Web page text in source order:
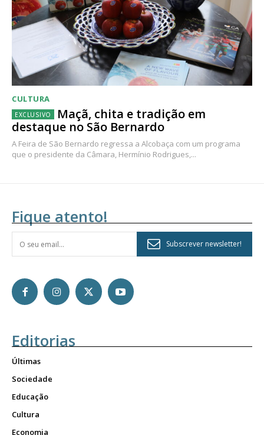
CULTURA
Maçã, chita e tradição em
destaque no São Bernardo
A Feira de São Bernardo regressa a Alcobaça com um programa
que o presidente da Câmara, Hermínio Rodrigues,...
Fique atento!
Subscrever newsletter!
Editorias
Últimas
Sociedade
Educação
Cultura
Economia